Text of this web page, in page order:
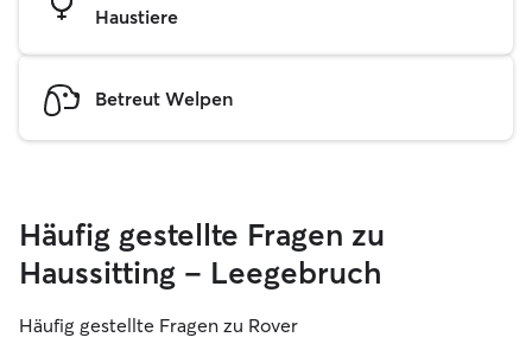
Haustiere
Betreut Welpen
Häufig gestellte Fragen zu
Haussitting – Leegebruch
Häufig gestellte Fragen zu Rover